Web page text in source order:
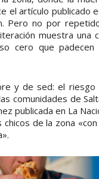
el artículo publicado
Pero no por
muestra una
cero que padecen
y de sed: el riesgo
comunidades de
publicada en La
de la zona